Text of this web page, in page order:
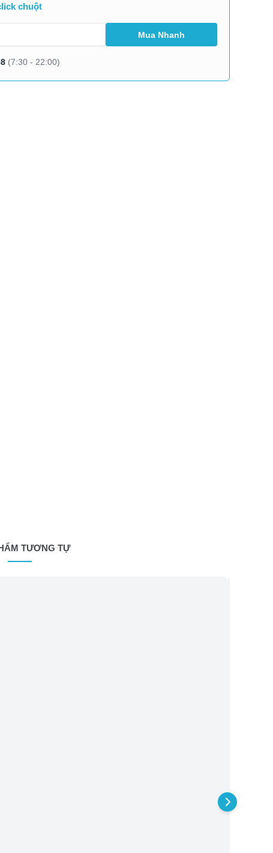
chuột
(7:30 - 22:00)
TƯƠNG TỰ